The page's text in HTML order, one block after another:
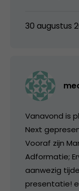
30 augustus
Vanavond is
Next
Vooraf zijn
Adformatie;
aanwezig
presentatie!